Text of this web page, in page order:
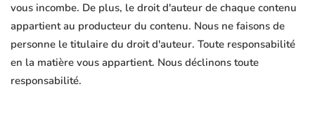
vous incombe. De plus, le droit d'auteur de chaque contenu
appartient au producteur du contenu. Nous ne faisons de
personne le titulaire du droit d'auteur. Toute responsabilité
en la matière vous appartient. Nous déclinons toute
responsabilité.